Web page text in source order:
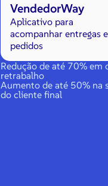
VendedorWay
Aplicativo para
acompanhar entregas e
pedidos
Redução de até 70% em
retrabalho
Aumento de até 50% na
do cliente final